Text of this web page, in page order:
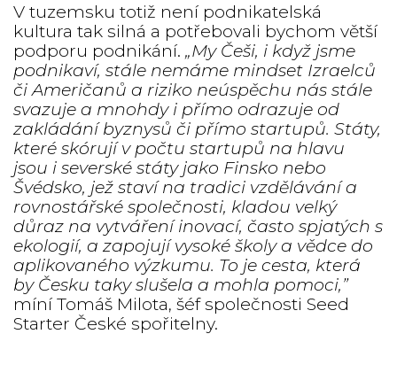
V tuzemsku totiž není podnikatelská
kultura tak silná a potřebovali bychom větší
podporu podnikání.„My Češi, i když jsme
podnikaví, stále nemáme mindset Izraelců
či Američanů a riziko neúspěchu nás stále
svazuje a mnohdy i přímo odrazuje od
zakládání byznysů či přímo startupů. Státy,
které skórují v počtu startupů na hlavu
jsou i severské státy jako Finsko nebo
Švédsko, jež staví na tradici vzdělávání a
rovnostářské společnosti, kladou velký
důraz na vytváření inovací, často spjatých s
ekologií, a zapojují vysoké školy a vědce do
aplikovaného výzkumu. To je cesta, která
by Česku taky slušela a mohla pomoci,”
míní Tomáš Milota, šéf společnosti Seed
Starter České spořitelny.